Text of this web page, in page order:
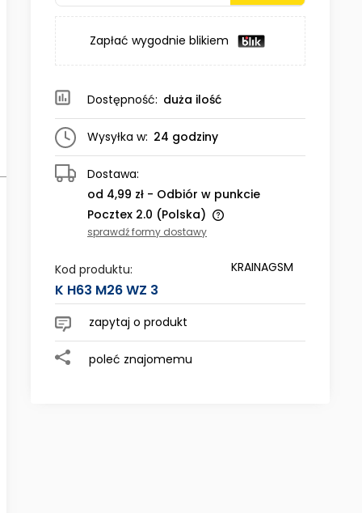
Zapłać wygodnie blikiem
Dostępność: duża ilość
Wysyłka w: 24 godziny
Dostawa:
od 4,99 zł - Odbiór w punkcie
Pocztex 2.0 (Polska)
kosztów płatności
sprawdź formy dostawy
Kod produktu:
K H63 M26 WZ 3
KRAINAGSM
zapytaj o produkt
poleć znajomemu